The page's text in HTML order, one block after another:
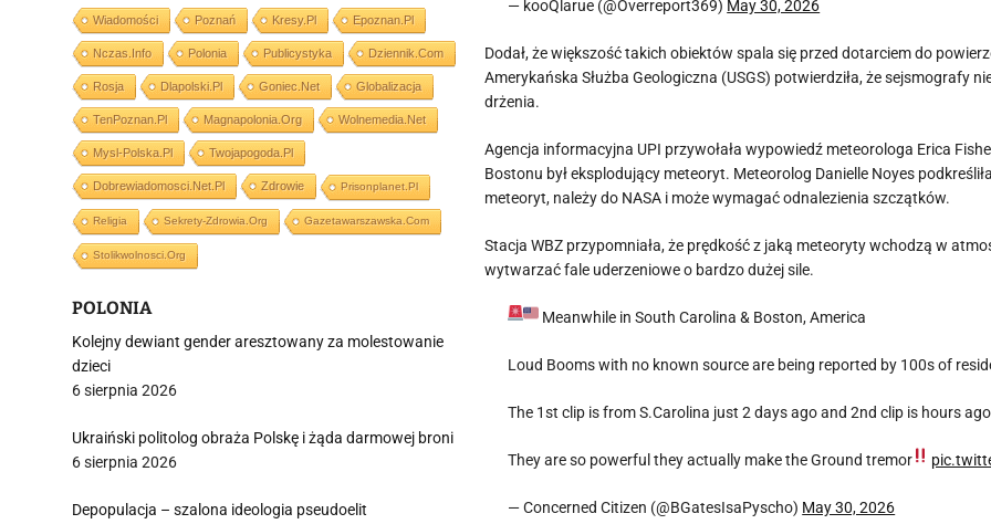
— kooQlarue (@Overreport369) May 30, 2026
Dodał, że większość takich obiektów spala się przed dotarciem do
Amerykańska Służba Geologiczna (USGS) potwierdziła, że sejsmografy
drżenia.
Agencja informacyjna UPI przywołała wypowiedź meteorologa Erica
Bostonu był eksplodujący meteoryt. Meteorolog Danielle Noyes
meteoryt, należy do NASA i może wymagać odnalezienia szczątków.
Stacja WBZ przypomniała, że prędkość z jaką meteoryty wchodzą w
wytwarzać fale uderzeniowe o bardzo dużej sile.
Meanwhile in South Carolina & Boston, America
Loud Booms with no known source are being reported by 100s of
The 1st clip is from S.Carolina just 2 days ago and 2nd clip is hours
They are so powerful they actually make the Ground tremor
— Concerned Citizen (@BGatesIsaPyscho) May 30, 2026
Wiadomości Poznań Kresy.pl Epoznan.pl
Nczas.info Polonia Publicystyka Dziennik.com
Rosja Dlapolski.pl Goniec.net Globalizacja
TenPoznan.pl Magnapolonia.org Wolnemedia.net
Mysl-Polska.pl Twojapogoda.pl
Dobrewiadomosci.net.pl Zdrowie Prisonplanet.pl
Religia Sekrety-Zdrowia.org Gazetawarszawska.com
Stolikwolnosci.org
POLONIA
Kolejny dewiant gender aresztowany za molestowanie
dzieci
6 sierpnia 2026
Ukraiński politolog obraża Polskę i żąda darmowej broni
6 sierpnia 2026
Depopulacja – szalona ideologia pseudoelit